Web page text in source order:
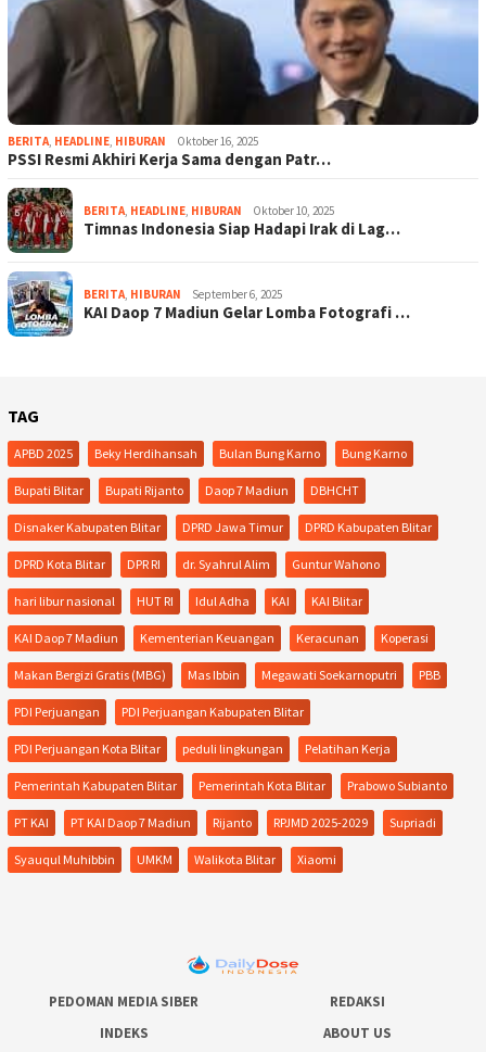
BERITA, HEADLINE, HIBURAN Oktober 16, 2025
PSSI Resmi Akhiri Kerja Sama dengan Patr…
BERITA, HEADLINE, HIBURAN Oktober 10, 2025
Timnas Indonesia Siap Hadapi Irak di Lag…
BERITA, HIBURAN September 6, 2025
KAI Daop 7 Madiun Gelar Lomba Fotografi …
TAG
APBD 2025 Beky Herdihansah Bulan Bung Karno Bung Karno
Bupati Blitar Bupati Rijanto Daop 7 Madiun DBHCHT
Disnaker Kabupaten Blitar DPRD Jawa Timur DPRD Kabupaten Blitar
DPRD Kota Blitar DPR RI dr. Syahrul Alim Guntur Wahono
hari libur nasional HUT RI Idul Adha KAI KAI Blitar
KAI Daop 7 Madiun Kementerian Keuangan Keracunan Koperasi
Makan Bergizi Gratis (MBG) Mas Ibbin Megawati Soekarnoputri PBB
PDI Perjuangan PDI Perjuangan Kabupaten Blitar
PDI Perjuangan Kota Blitar peduli lingkungan Pelatihan Kerja
Pemerintah Kabupaten Blitar Pemerintah Kota Blitar Prabowo Subianto
PT KAI PT KAI Daop 7 Madiun Rijanto RPJMD 2025-2029 Supriadi
Syauqul Muhibbin UMKM Walikota Blitar Xiaomi
PEDOMAN MEDIA SIBER
REDAKSI
INDEKS
ABOUT US